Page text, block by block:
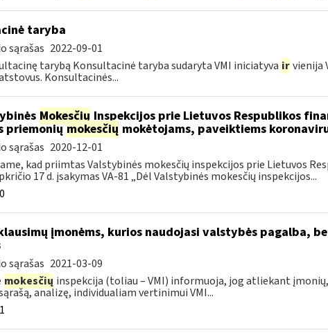
taryba
sąrašas 2022-09-01
tarybą Konsultacinė taryba sudaryta VMI iniciatyva ir vienija
Konsultacinės...
MokesčiųInspekcijos prie Lietuvos Respublikos
priemoniųmokesčių mokėtojams, paveiktiems
sąrašas 2020-12-01
kad priimtas Valstybinės mokesčių inspekcijos prie Lietuvos
17 d. įsakymas VA-81 „Dėl Valstybinės mokesčių inspekcijos...
įmonėms, kurios naudojasi valstybės pagalba,
sąrašas 2021-03-09
mokesčių inspekcija (toliau – VMI) informuoja, jog atliekant
analizę, individualiam vertinimui VMI...